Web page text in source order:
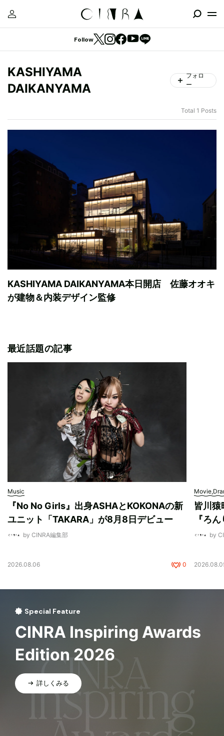
Follow
KASHIYAMA
DAIKANYAMA
フォロ
ー
Total 1 Posts
KASHIYAMA DAIKANYAMA本日開店 佐藤オオキ
が建物＆内装デザイン監修
最近話題の記事
Music
『No No Girls』出身ASHAとKOKONAの新
ユニット「TAKARA」が8月8日デビュー
by CINRA編集部
2026.08.06 0
皆川猿
『ろ
by
Special Feature
CINRA Inspiring Awards
Edition 2026
詳しくみる